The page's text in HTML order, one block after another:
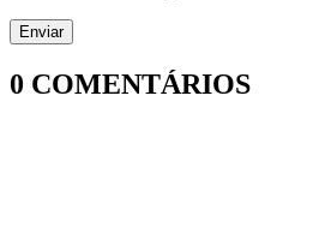
0 COMENTÁRIOS